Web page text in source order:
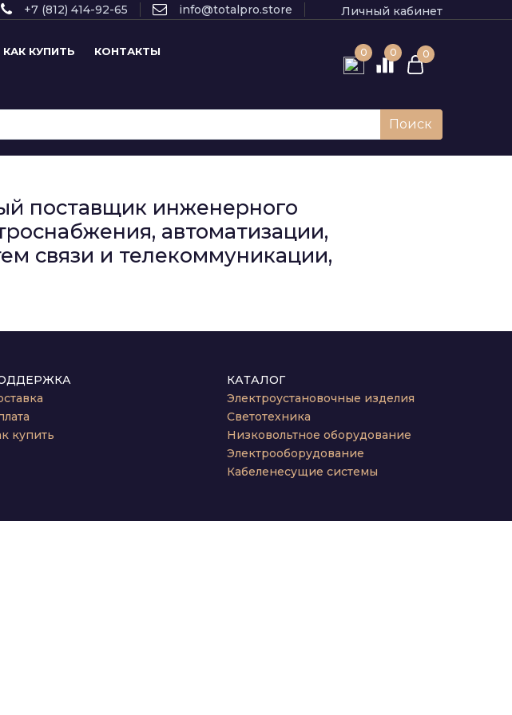
+7 (812) 414-92-65 info@totalpro.store Личный кабинет
КАК КУПИТЬ КОНТАКТЫ 0 0 0
Поиск
поставщик инженерного
автоматизации,
связи и телекоммуникации,
купить
КАТАЛОГ
Электроустановочные изделия
Светотехника
Низковольтное оборудование
Электрооборудование
Кабеленесущие системы